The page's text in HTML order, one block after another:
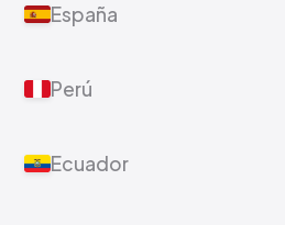
España
Perú
Ecuador